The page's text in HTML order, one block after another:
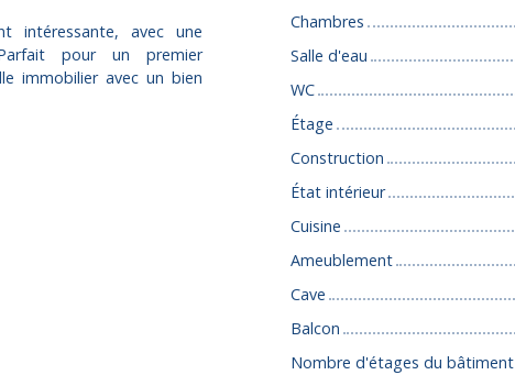
intéressante, avec une
pour un premier
immobilier avec un bien
Chambres
Salle d'eau
WC
Étage
Construction
État intérieur
Cuisine
Ameublement
Cave
Balcon
Nombre d'étages du bâtiment